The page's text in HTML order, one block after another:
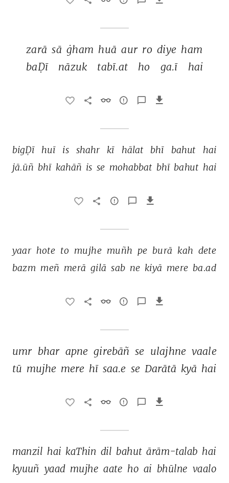
zarā sā ġham huā aur ro diye ham
baḌī
nāzuk tabī.at ho ga.ī hai
bigḌī huī is shahr kī hālat bhī bahut
hai
jā.ūñ bhī kahāñ is se mohabbat bhī bahut hai
yaar hote to mujhe muñh pe burā kah dete
bazm meñ merā gilā sab ne kiyā mere ba.ad
umr bhar apne girebāñ se ulajhne vaale
tū mujhe mere hī saa.e se Darātā kyā hai
manzil hai kaThin dil bahut ārām-talab hai
kyuuñ yaad mujhe aate ho ai bhūlne vaalo